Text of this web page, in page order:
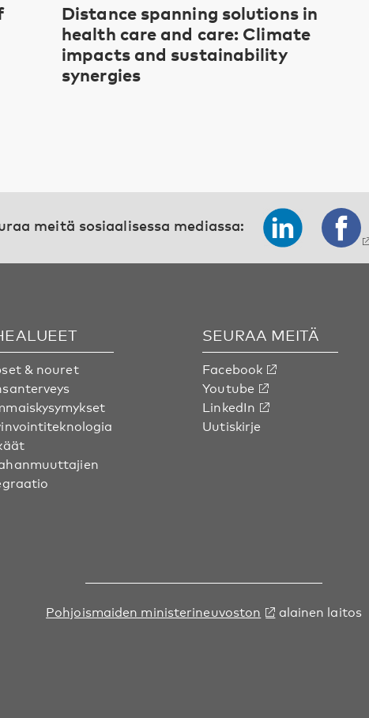
Distance spanning solutions in
health care and care: Climate
impacts and sustainability
synergies
meitä sosiaalisessa mediassa:
& nouret
SEURAA MEITÄ
Facebook
Youtube
LinkedIn
Uutiskirje
Pohjoismaiden ministerineuvoston alainen laitos